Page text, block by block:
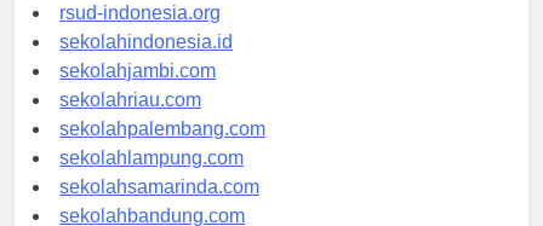
rsudkisaran-asahankab.org
rsud-indonesia.org
sekolahindonesia.id
sekolahjambi.com
sekolahriau.com
sekolahpalembang.com
sekolahlampung.com
sekolahsamarinda.com